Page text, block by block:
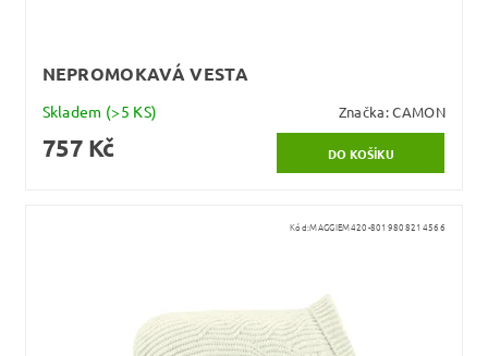
NEPROMOKAVÁ VESTA
Skladem (>5 KS) Značka:CAMON
757 Kč
Kód:MAGGIEM420-8019808214566